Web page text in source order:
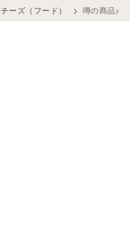
チーズ（フード） 噂の商品が